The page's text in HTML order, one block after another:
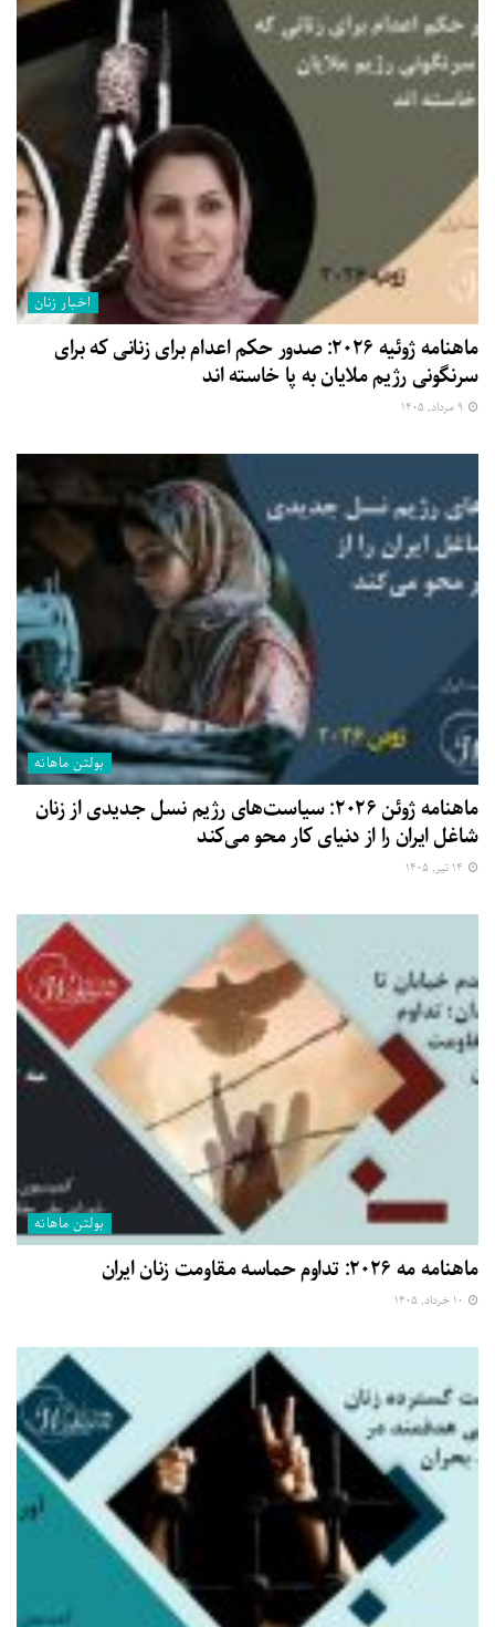
اخبار زنان
ماهنامه ژوئیه ۲۰۲۶: صدور حکم اعدام برای زنانی که برای
سرنگونی رژیم ملایان به پا خاسته اند
بولتن ماهانه
ماهنامه ژوئن ۲۰۲۶: سیاست‌های رژیم نسل جدیدی از زنان
شاغل ایران را از دنیای کار محو می‌کند
بولتن ماهانه
ماهنامه مه ۲۰۲۶: تداوم حماسه مقاومت زنان ایران